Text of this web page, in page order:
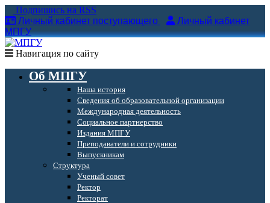
Подпишись на RSS
Личный кабинет поступающего
Личный кабинет
МПГУ
Навигация по сайту
Об МПГУ
Наша история
Сведения об образовательной организации
Международная деятельность
Социальное партнерство
Издания МПГУ
Преподаватели и сотрудники
Выпускникам
Структура
Ученый совет
Ректор
Ректорат